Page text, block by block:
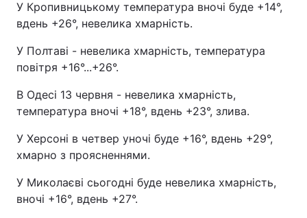
У Кропивницькому температура вночі буде +14°,
вдень +26°, невелика хмарність.
У Полтаві - невелика хмарність, температура
повітря +16°...+26°.
В Одесі 13 червня - невелика хмарність,
температура вночі +18°, вдень +23°, злива.
У Херсоні в четвер уночі буде +16°, вдень +29°,
хмарно з проясненнями.
У Миколаєві сьогодні буде невелика хмарність,
вночі +16°, вдень +27°.